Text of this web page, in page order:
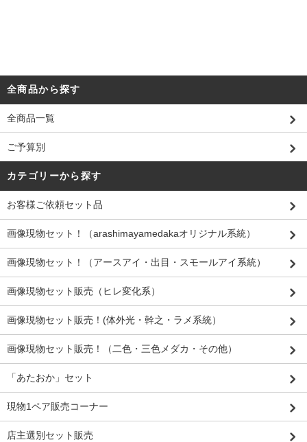
全商品から探す
全商品一覧
ご予算別
カテゴリーから探す
お客様ご依頼セット品
画像現物セット！（arashimayamedakaオリジナル系統）
画像現物セット！（アースアイ・出目・スモールアイ系統）
画像現物セット販売（ヒレ変化系）
画像現物セット販売！(体外光・幹之・ラメ系統）
画像現物セット販売！（二色・三色メダカ・その他）
「あたおか」セット
現物1ペア販売コーナー
店主選別セット販売